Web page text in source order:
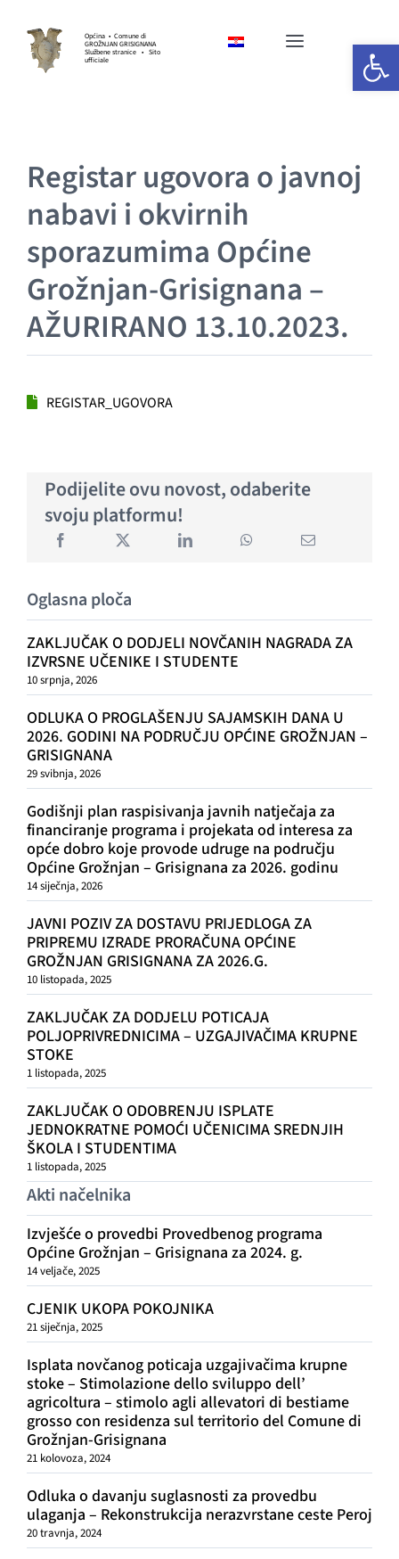
content
Općina • Comune di
GROŽNJAN GRISIGNANA
Službene stranice • Sito
ufficiale
Toggle
Navigation
OPĆINSKA UPRAVA
GOSPODARSTVO
KULTURA I UMJETNOST
SPORT I UDRUGE
GRAĐANI
MJESTA
Registar ugovora o javnoj
nabavi i okvirnih
sporazumima Općine
Grožnjan-Grisignana –
AŽURIRANO 13.10.2023.
REGISTAR_UGOVORA
Podijelite ovu novost, odaberite
svoju platformu!
Oglasna ploča
ZAKLJUČAK O DODJELI NOVČANIH NAGRADA ZA
IZVRSNE UČENIKE I STUDENTE
10 srpnja, 2026
ODLUKA O PROGLAŠENJU SAJAMSKIH DANA U
2026. GODINI NA PODRUČJU OPĆINE GROŽNJAN –
GRISIGNANA
29 svibnja, 2026
Godišnji plan raspisivanja javnih natječaja za
financiranje programa i projekata od interesa za
opće dobro koje provode udruge na području
Općine Grožnjan – Grisignana za 2026. godinu
14 siječnja, 2026
JAVNI POZIV ZA DOSTAVU PRIJEDLOGA ZA
PRIPREMU IZRADE PRORAČUNA OPĆINE
GROŽNJAN GRISIGNANA ZA 2026.G.
10 listopada, 2025
ZAKLJUČAK ZA DODJELU POTICAJA
POLJOPRIVREDNICIMA – UZGAJIVAČIMA KRUPNE
STOKE
1 listopada, 2025
ZAKLJUČAK O ODOBRENJU ISPLATE
JEDNOKRATNE POMOĆI UČENICIMA SREDNJIH
ŠKOLA I STUDENTIMA
1 listopada, 2025
Akti načelnika
Izvješće o provedbi Provedbenog programa
Općine Grožnjan – Grisignana za 2024. g.
14 veljače, 2025
CJENIK UKOPA POKOJNIKA
21 siječnja, 2025
Isplata novčanog poticaja uzgajivačima krupne
stoke – Stimolazione dello sviluppo dell’
agricoltura – stimolo agli allevatori di bestiame
grosso con residenza sul territorio del Comune di
Grožnjan-Grisignana
21 kolovoza, 2024
Odluka o davanju suglasnosti za provedbu
ulaganja – Rekonstrukcija nerazvrstane ceste Peroj
20 travnja, 2024